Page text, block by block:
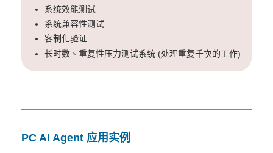
系统效能测试
系统兼容性测试
客制化验证
长时数、重复性压力测试系统 (处理重复千次的工作)
PC AI Agent 应用实例